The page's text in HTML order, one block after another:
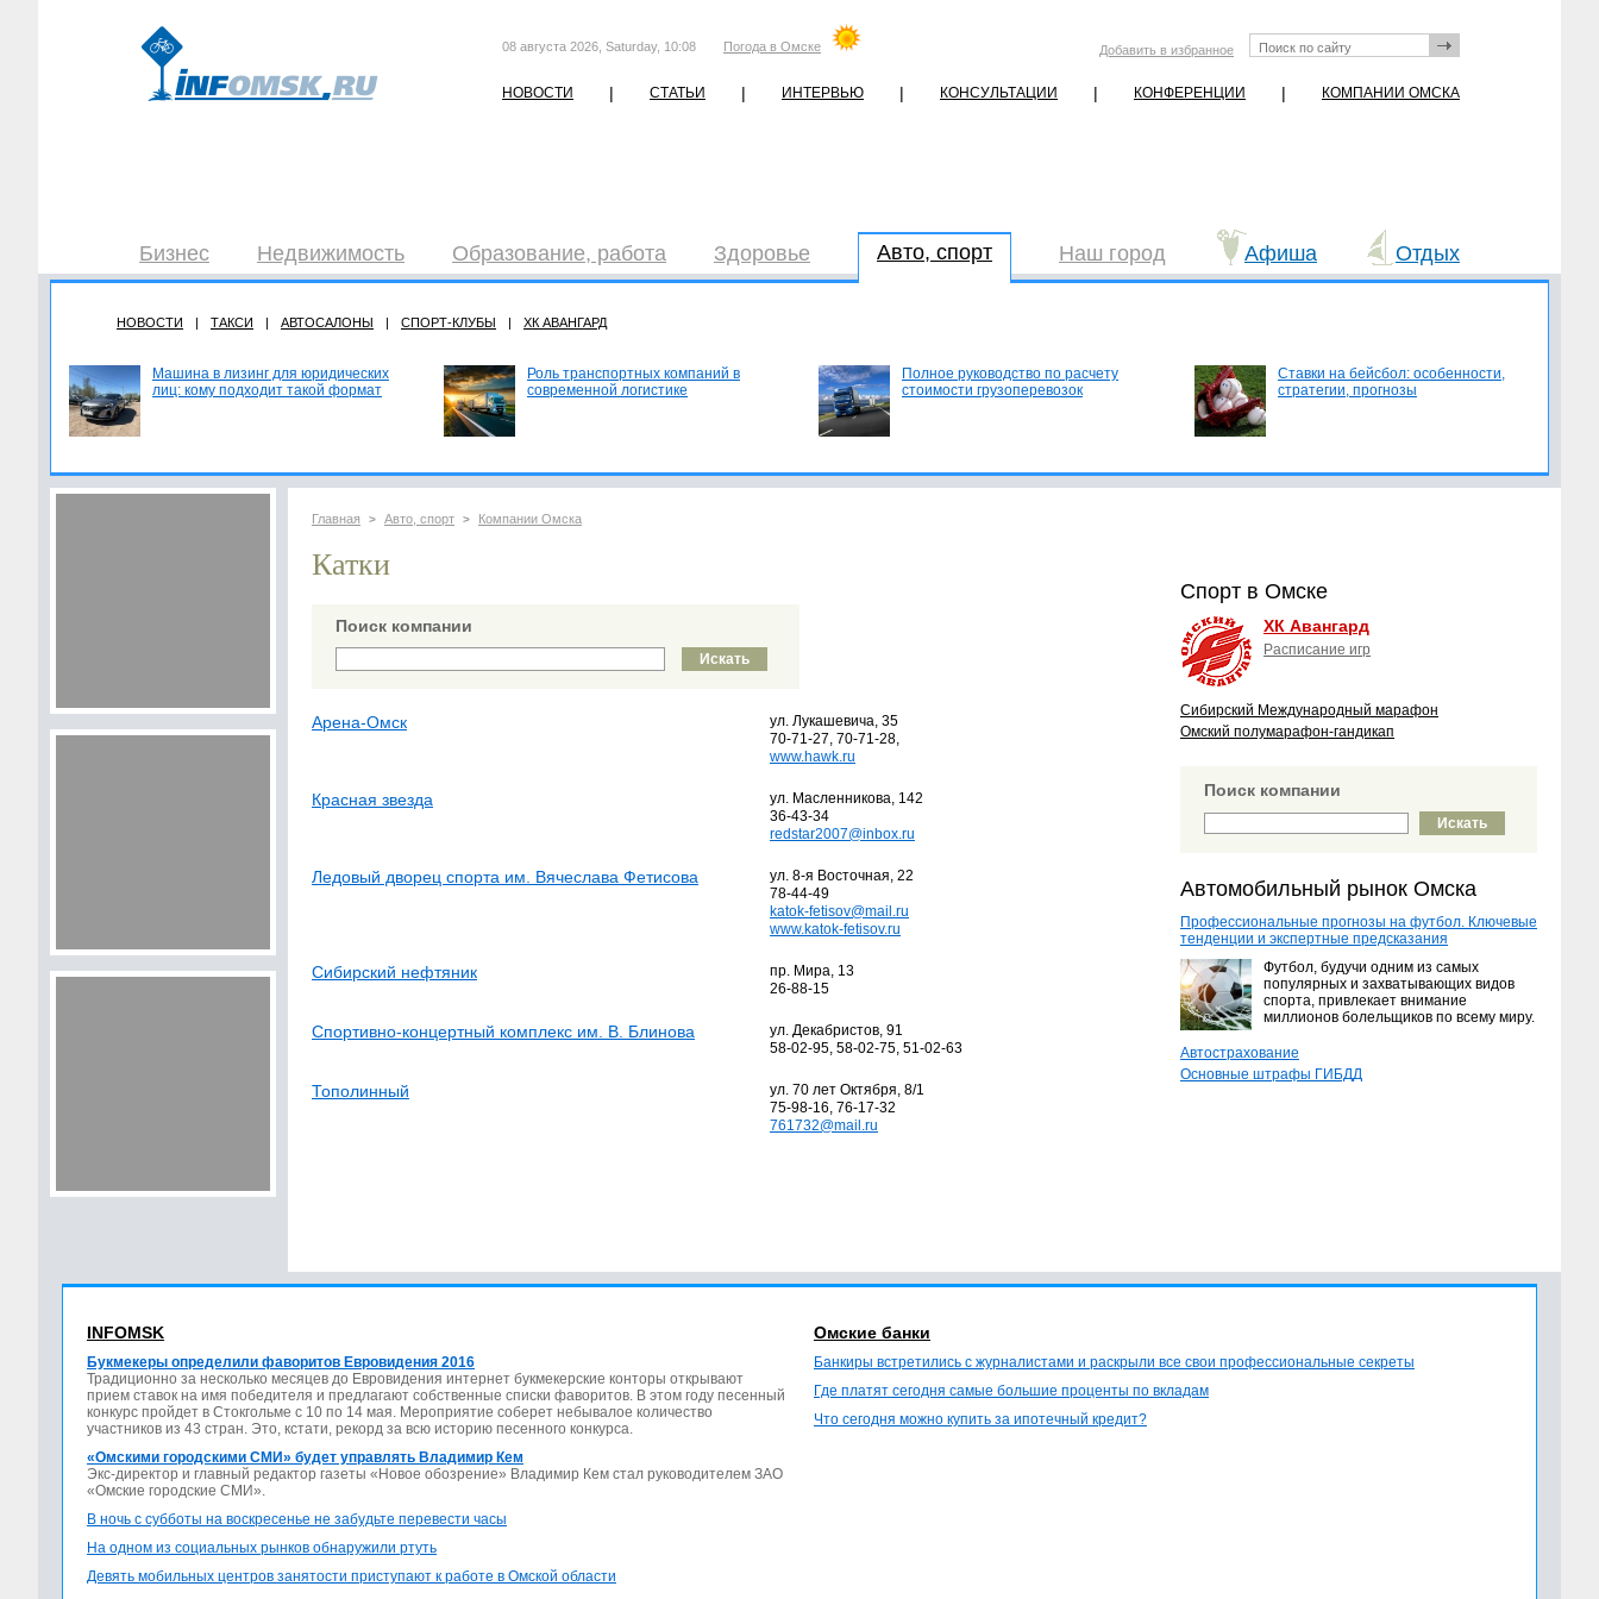
08 августа 2026, Saturday, 10:08 Погода в Омске Добавить в избранное
НОВОСТИ | СТАТЬИ | ИНТЕРВЬЮ | КОНСУЛЬТАЦИИ | КОНФЕРЕНЦИИ | КОМПАНИИ ОМСКА
Бизнес Недвижимость Образование, работа Здоровье Авто, спорт Наш город Афиша Отдых
НОВОСТИ | ТАКСИ | АВТОСАЛОНЫ | СПОРТ-КЛУБЫ | ХК АВАНГАРД
Машина в лизинг для юридических
лиц: кому подходит такой формат
Роль транспортных компаний в
современной логистике
Полное руководство по расчету
стоимости грузоперевозок
Ставки на бейсбол: особенности,
стратегии, прогнозы
Главная > Авто, спорт > Компании Омска
Катки
Поиск компании
Арена-Омск
ул. Лукашевича, 35
70-71-27, 70-71-28,
www.hawk.ru
Красная звезда
ул. Масленникова, 142
36-43-34
redstar2007@inbox.ru
Ледовый дворец спорта им. Вячеслава Фетисова
ул. 8-я Восточная, 22
78-44-49
katok-fetisov@mail.ru
www.katok-fetisov.ru
Сибирский нефтяник
пр. Мира, 13
26-88-15
Спортивно-концертный комплекс им. В. Блинова
ул. Декабристов, 91
58-02-95, 58-02-75, 51-02-63
Тополинный
ул. 70 лет Октября, 8/1
75-98-16, 76-17-32
761732@mail.ru
Спорт в Омске
ХК Авангард
Расписание игр
Сибирский Международный марафон
Омский полумарафон-гандикап
Поиск компании
Автомобильный рынок Омска
Профессиональные прогнозы на футбол. Ключевые
тенденции и экспертные предсказания
Футбол, будучи одним из самых
популярных и захватывающих видов
спорта, привлекает внимание
миллионов болельщиков по всему миру.
Автострахование
Основные штрафы ГИБДД
INFOMSK
Букмекеры определили фаворитов Евровидения 2016
Традиционно за несколько месяцев до Евровидения интернет букмекерские конторы открывают
прием ставок на имя победителя и предлагают собственные списки фаворитов. В этом году песенный
конкурс пройдет в Стокгольме с 10 по 14 мая. Мероприятие соберет небывалое количество
участников из 43 стран. Это, кстати, рекорд за всю историю песенного конкурса.
«Омскими городскими СМИ» будет управлять Владимир Кем
Экс-директор и главный редактор газеты «Новое обозрение» Владимир Кем стал руководителем ЗАО
«Омские городские СМИ».
В ночь с субботы на воскресенье не забудьте перевести часы
На одном из социальных рынков обнаружили ртуть
Девять мобильных центров занятости приступают к работе в Омской области
Омские банки
Банкиры встретились с журналистами и раскрыли все свои профессиональные секреты
Где платят сегодня самые большие проценты по вкладам
Что сегодня можно купить за ипотечный кредит?